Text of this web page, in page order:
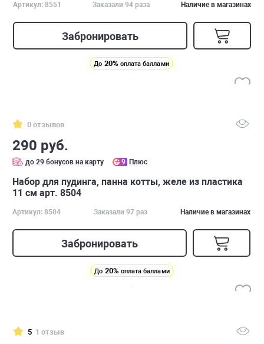
Артикул: 8551 Заказали 94 раза Наличие в магазинах
Забронировать
До 20% оплата баллами
0 отзывов
290 руб.
до 29 бонусов на карту 9 Плюс
Набор для пудинга, панна котты, желе из пластика
11 см арт. 8504
Артикул: 8504 Заказали 97 раз Наличие в магазинах
Забронировать
До 20% оплата баллами
5 1 отзыв